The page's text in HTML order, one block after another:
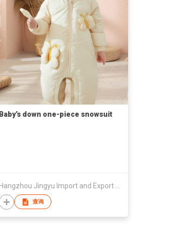
Baby’s down one-piece snowsuit
Hangzhou Jingyu Import and Export Trading Co., Ltd.
查询